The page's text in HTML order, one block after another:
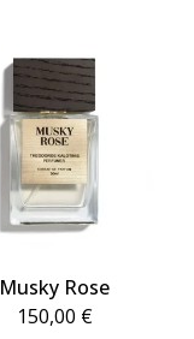
Musky Rose
150,00 €